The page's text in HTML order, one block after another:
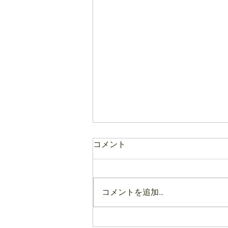
夏がきました！
コメント
コメントを追加…